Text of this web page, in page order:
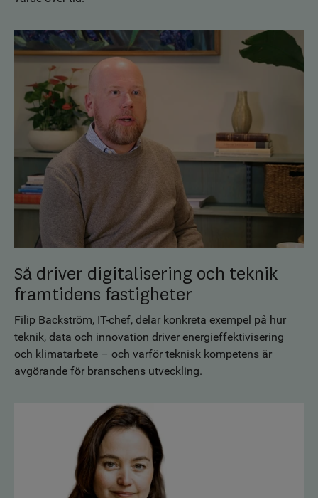
Så driver digitalisering och teknik
framtidens fastigheter
Filip Backström, IT-chef, delar konkreta exempel på hur
teknik, data och innovation driver energieffektivisering
och klimatarbete – och varför teknisk kompetens är
avgörande för branschens utveckling.